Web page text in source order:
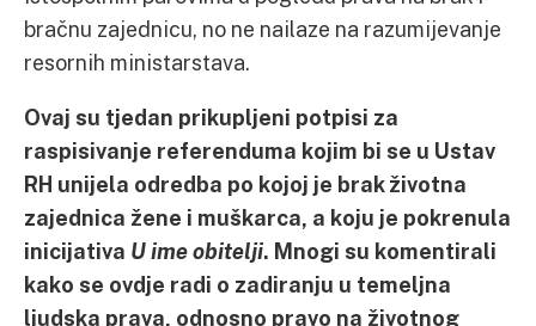
bračnu zajednicu, no ne nailaze na razumijevanje
resornih ministarstava.
Ovaj su tjedan prikupljeni potpisi za
raspisivanje referenduma kojim bi se u Ustav
RH unijela odredba po kojoj je brak životna
zajednica žene i muškarca, a koju je pokrenula
inicijativa U ime obitelji. Mnogi su komentirali
kako se ovdje radi o zadiranju u temeljna
ljudska prava, odnosno pravo na životnog